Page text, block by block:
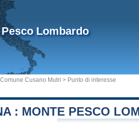
Lombardo
Comune Cusano Mutri > Punto di interesse
: MONTE PESCO